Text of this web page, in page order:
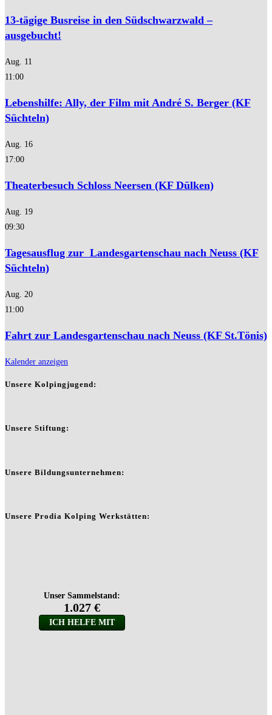
13-tägige Busreise in den Südschwarzwald –
ausgebucht!
Aug. 11
11:00
Lebenshilfe: Ally, der Film mit André S. Berger (KF
Süchteln)
Aug. 16
17:00
Theaterbesuch Schloss Neersen (KF Dülken)
Aug. 19
09:30
Tagesausflug zur Landesgartenschau nach Neuss (KF
Süchteln)
Aug. 20
11:00
Fahrt zur Landesgartenschau nach Neuss (KF St.Tönis)
Kalender anzeigen
Unsere Kolpingjugend:
Unsere Stiftung:
Unsere Bildungsunternehmen:
Unsere Prodia Kolping Werkstätten: